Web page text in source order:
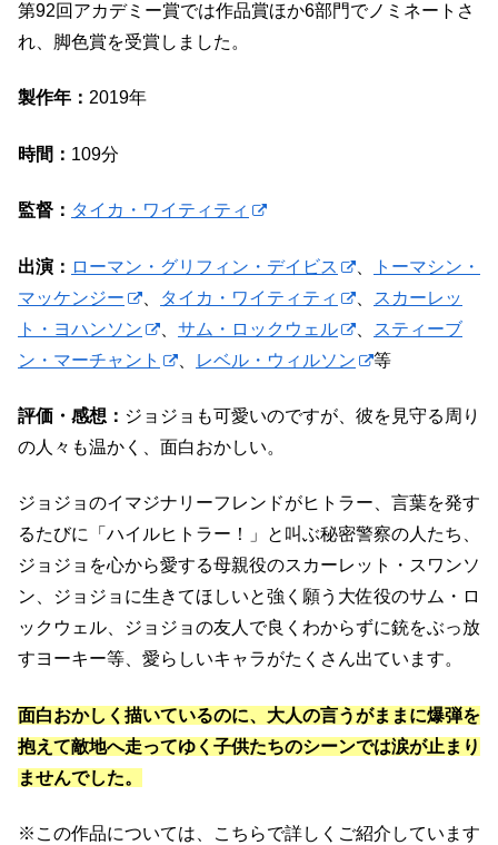
第92回アカデミー賞では作品賞ほか6部門でノミネートさ
れ、脚色賞を受賞しました。
製作年： 2019年
時間： 109分
監督： タイカ・ワイティティ
出演： ローマン・グリフィン・デイビス
トーマシン・
マッケンジー
タイカ・ワイティティ
スカーレッ
ト・ヨハンソン
サム・ロックウェル
スティーブ
ン・マーチャント
レベル・ウィルソン 等
評価・感想： ジョジョも可愛いのですが、彼を見守る周り
の人々も温かく、面白おかしい。
ジョジョのイマジナリーフレンドがヒトラー、言葉を発す
るたびに「ハイルヒトラー！」と叫ぶ秘密警察の人たち、
ジョジョを心から愛する母親役のスカーレット・スワンソ
ン、ジョジョに生きてほしいと強く願う大佐役のサム・ロ
ックウェル、ジョジョの友人で良くわからずに銃をぶっ放
すヨーキー等、愛らしいキャラがたくさん出ています。
面白おかしく描いているのに、大人の言うがままに爆弾を
抱えて敵地へ走ってゆく子供たちのシーンでは涙が止まり
ませんでした。
※この作品については、こちらで詳しくご紹介しています